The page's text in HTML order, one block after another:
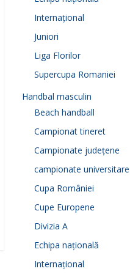
Internațional
Juniori
Liga Florilor
Supercupa Romaniei
Handbal masculin
Beach handball
Campionat tineret
Campionate județene
campionate universitare
Cupa României
Cupe Europene
Divizia A
Echipa națională
Internațional